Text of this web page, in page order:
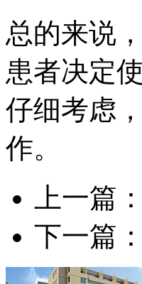
总的来说
患者决定
仔细考虑
作。
上一篇：
下一篇：